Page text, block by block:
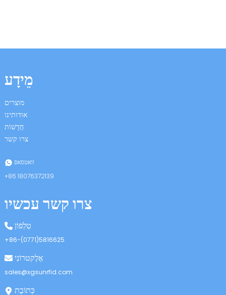
מֵידָע
מוצרים
אודותינו
חֲדָשׁוֹת
צרו קשר
וואטסאפ
+86 18076372139
צרו קשר עכשיו
טֵלֵפוֹן
+86-(0771)5816625
אֶלֶקטרוֹנִי
sales@xgsunrfid.com
כְּתוֹבֶת